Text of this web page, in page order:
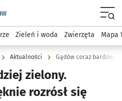
podserwis: Środowisko we
Zieleń i woda Zwierzęta Mapa
Aktualności
zielony.
rozrósł się